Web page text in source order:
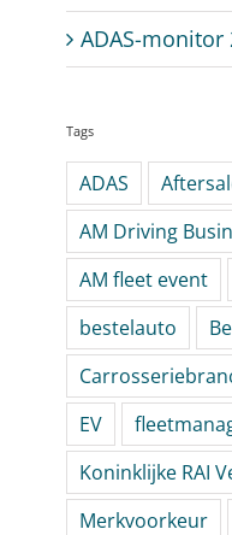
ADAS-monitor
Tags
ADAS
AM Driving
AM fleet event
bestelauto
EV
Koninklijke RAI
Merkvoorkeur